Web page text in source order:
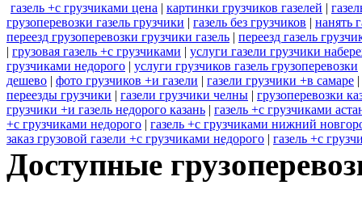
газель +с грузчиками цена | картинки грузчиков газелей |
грузоперевозки газель грузчики | газель без грузчиков | нанять
переезд грузоперевозки грузчики газель | переезд газель
| грузовая газель +с грузчиками | услуги газели грузчики
грузчиками недорого | услуги грузчиков газель грузоперевозки
дешево | фото грузчиков +и газели | газели грузчики +в самаре |
переезды грузчики | газели грузчики челны | грузоперевозки
грузчики +и газель недорого казань | газель +с грузчиками
+с грузчиками недорого | газель +с грузчиками нижний
заказ грузовой газели +с грузчиками недорого | газель +с
Доступные